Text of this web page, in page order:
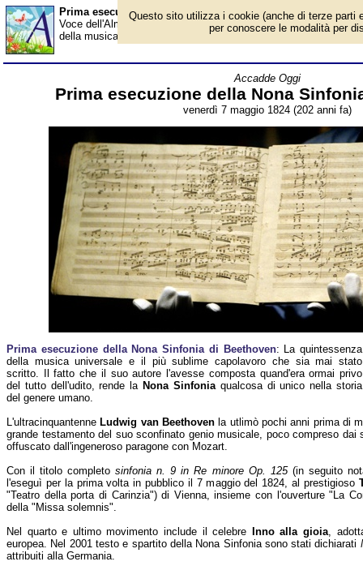
Prima esecuzione della Nona Sinfonia di Beethoven -
Voce dell'Almanacco del 7 maggio, per la rubrica 'Accadde
della musica universale e il più sublime capolavoro che sia
Accadde Oggi
Prima esecuzione della Nona
venerdì 7 maggio 1824 (202 anni fa)
Prima esecuzione della Nona Sinfonia di Beethoven: La quintessenza
della musica universale e il più sublime capolavoro che sia mai stato
scritto. Il fatto che il suo autore l'avesse composta quand'era ormai privo
del tutto dell'udito, rende la Nona Sinfoniaqualcosa di unico nella storia
del genere umano.
L'ultracinquantenne Ludwig van Beethoven la utlimò pochi anni prima di
grande testamento del suo sconfinato genio musicale, poco compreso dai
offuscato dall'ingeneroso paragone con Mozart.
Con il titolo completosinfonia n. 9 in Re minore Op. 125(in seguito
l'eseguì per la prima volta in pubblico il 7 maggio del 1824, al prestigioso
"Teatro della porta di Carinzia") di Vienna, insieme con l'ouverture "La
della "Missa solemnis".
Nel quarto e ultimo movimento include il celebre
Inno alla gioia,
europea. Nel 2001 testo e spartito della Nona Sinfonia sono stati dichiarati
attribuiti alla Germania.
Questo sito utilizza i cookie (anche di terze parti
per conoscere le modalità per